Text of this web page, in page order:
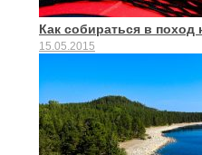
Как собираться в поход
15.05.2015